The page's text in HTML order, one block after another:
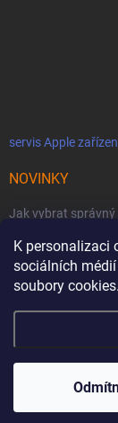
K personalizaci
sociálních
soubory
servis Apple
NOVINKY
Jak vybrat správný
Jaké podmínky
OWC Thunderbolt
Copyright 2026